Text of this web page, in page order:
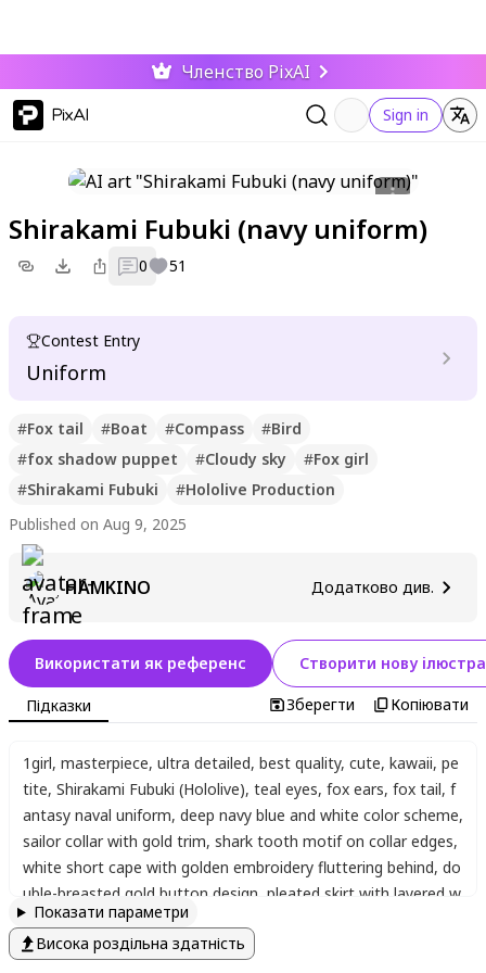
Членство PixAI
PixAI Sign in
Shirakami Fubuki (navy uniform)
0 51
Contest Entry
Uniform
#Fox tail #Boat #Compass #Bird
#fox shadow puppet #Cloudy sky #Fox girl
#Shirakami Fubuki #Hololive Production
Published on Aug 9, 2025
HAMKINO Додатково див.
Використати як референс Створити нову
Підказки Зберегти Копіювати
1girl, masterpiece, ultra detailed, best quality, cute, kawaii, pe
tite, Shirakami Fubuki (Hololive), teal eyes, fox ears, fox tail, f
antasy naval uniform, deep navy blue and white color scheme,
sailor collar with gold trim, shark tooth motif on collar edges,
white short cape with golden embroidery fluttering behind, do
uble-breasted gold button design pleated skirt with layered w
ave patterns and subtle glowing accents
with golden anchor emblem embroidery
Показати параметри
Висока роздільна здатність